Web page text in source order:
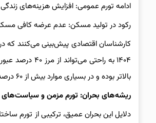
ادامه تورم عمومی: افزایش هزینه‌های
رکود در تولید مسکن: عدم عرضه کافی
کارشناسان اقتصادی پیش‌بینی می‌کنند
۱۴۰۴ به
بالاتر بوده و در بسیاری موارد بیش از ۶۰ درصد درآمد خانوار را می‌بلعد.
ریشه‌های بحران: تورم مزمن و سیاست‌های
دلایل این بحران عمیق، ترکیبی از تورم